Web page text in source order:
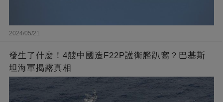
2024/05/21
發生了什麼！4艘中國造F22P護衛艦趴窩？巴基斯
坦海軍揭露真相